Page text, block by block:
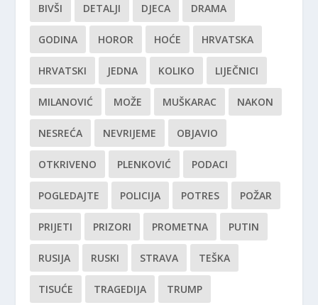
BIVŠI DETALJI DJECA DRAMA
GODINA HOROR HOĆE HRVATSKA
HRVATSKI JEDNA KOLIKO LIJEČNICI
MILANOVIĆ MOŽE MUŠKARAC NAKON
NESREĆA NEVRIJEME OBJAVIO
OTKRIVENO PLENKOVIĆ PODACI
POGLEDAJTE POLICIJA POTRES POŽAR
PRIJETI PRIZORI PROMETNA PUTIN
RUSIJA RUSKI STRAVA TEŠKA
TISUĆE TRAGEDIJA TRUMP